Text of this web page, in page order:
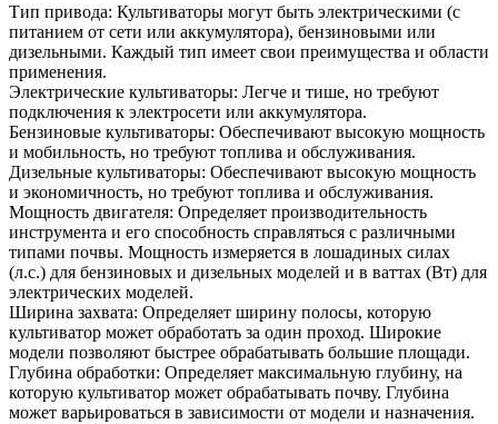
Тип привода: Культиваторы могут быть электрическими (с
питанием от сети или аккумулятора), бензиновыми или
дизельными. Каждый тип имеет свои преимущества и области
применения.
Электрические культиваторы: Легче и тише, но требуют
подключения к электросети или аккумулятора.
Бензиновые культиваторы: Обеспечивают высокую мощность
и мобильность, но требуют топлива и обслуживания.
Дизельные культиваторы: Обеспечивают высокую мощность
и экономичность, но требуют топлива и обслуживания.
Мощность двигателя: Определяет производительность
инструмента и его способность справляться с различными
типами почвы. Мощность измеряется в лошадиных силах
(л.с.) для бензиновых и дизельных моделей и в ваттах (Вт) для
электрических моделей.
Ширина захвата: Определяет ширину полосы, которую
культиватор может обработать за один проход. Широкие
модели позволяют быстрее обрабатывать большие площади.
Глубина обработки: Определяет максимальную глубину, на
которую культиватор может обрабатывать почву. Глубина
может варьироваться в зависимости от модели и назначения.